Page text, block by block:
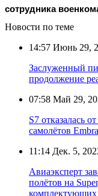
сотрудника
Новости по теме
14:57 Июнь 29,
Заслуженный
продолжение
07:58 Май 29,
S7 отказалась
самолётов
11:14 Дек. 5,
Авиаэксперт
полётов на
комплектующих